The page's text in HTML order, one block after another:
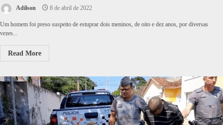
Adilson 8 de abril de 2022
Um homem foi preso suspeito de estuprar dois meninos, de oito e dez anos, por diversas
vezes...
Read More